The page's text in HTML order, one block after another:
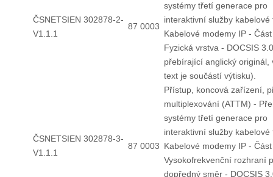
ČSNETSIEN 302878-2-
V1.1.1
87 0003
systémy třetí generace pro
interaktivní služby kabelové
Kabelové modemy IP -
Fyzická vrstva - DOCSIS
přebírající anglický originál,
text je součástí výtisku).
ČSNETSIEN 302878-3-
V1.1.1
87 0003
Přístup, koncová zařízení,
multiplexování (ATTM) -
systémy třetí generace pro
interaktivní služby kabelové
Kabelové modemy IP -
Vysokofrekvenční rozhraní
dopředný směr - DOCSIS